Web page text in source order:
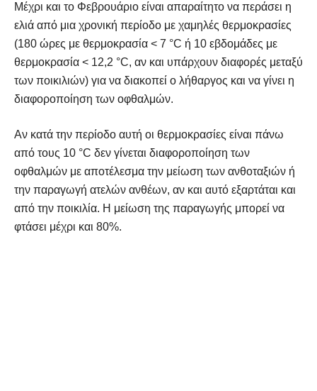
Μέχρι και το Φεβρουάριο είναι απαραίτητο να περάσει η
ελιά από μια χρονική περίοδο με χαμηλές θερμοκρασίες
(180 ώρες με θερμοκρασία < 7 °C ή 10 εβδομάδες με
θερμοκρασία < 12,2 °C, αν και υπάρχουν διαφορές μεταξύ
των ποικιλιών) για να διακοπεί ο λήθαργος και να γίνει η
διαφοροποίηση των οφθαλμών.
Αν κατά την περίοδο αυτή οι θερμοκρασίες είναι πάνω
από τους 10 °C δεν γίνεται διαφοροποίηση των
οφθαλμών με αποτέλεσμα την μείωση των ανθοταξιών ή
την παραγωγή ατελών ανθέων, αν και αυτό εξαρτάται και
από την ποικιλία. Η μείωση της παραγωγής μπορεί να
φτάσει μέχρι και 80%.